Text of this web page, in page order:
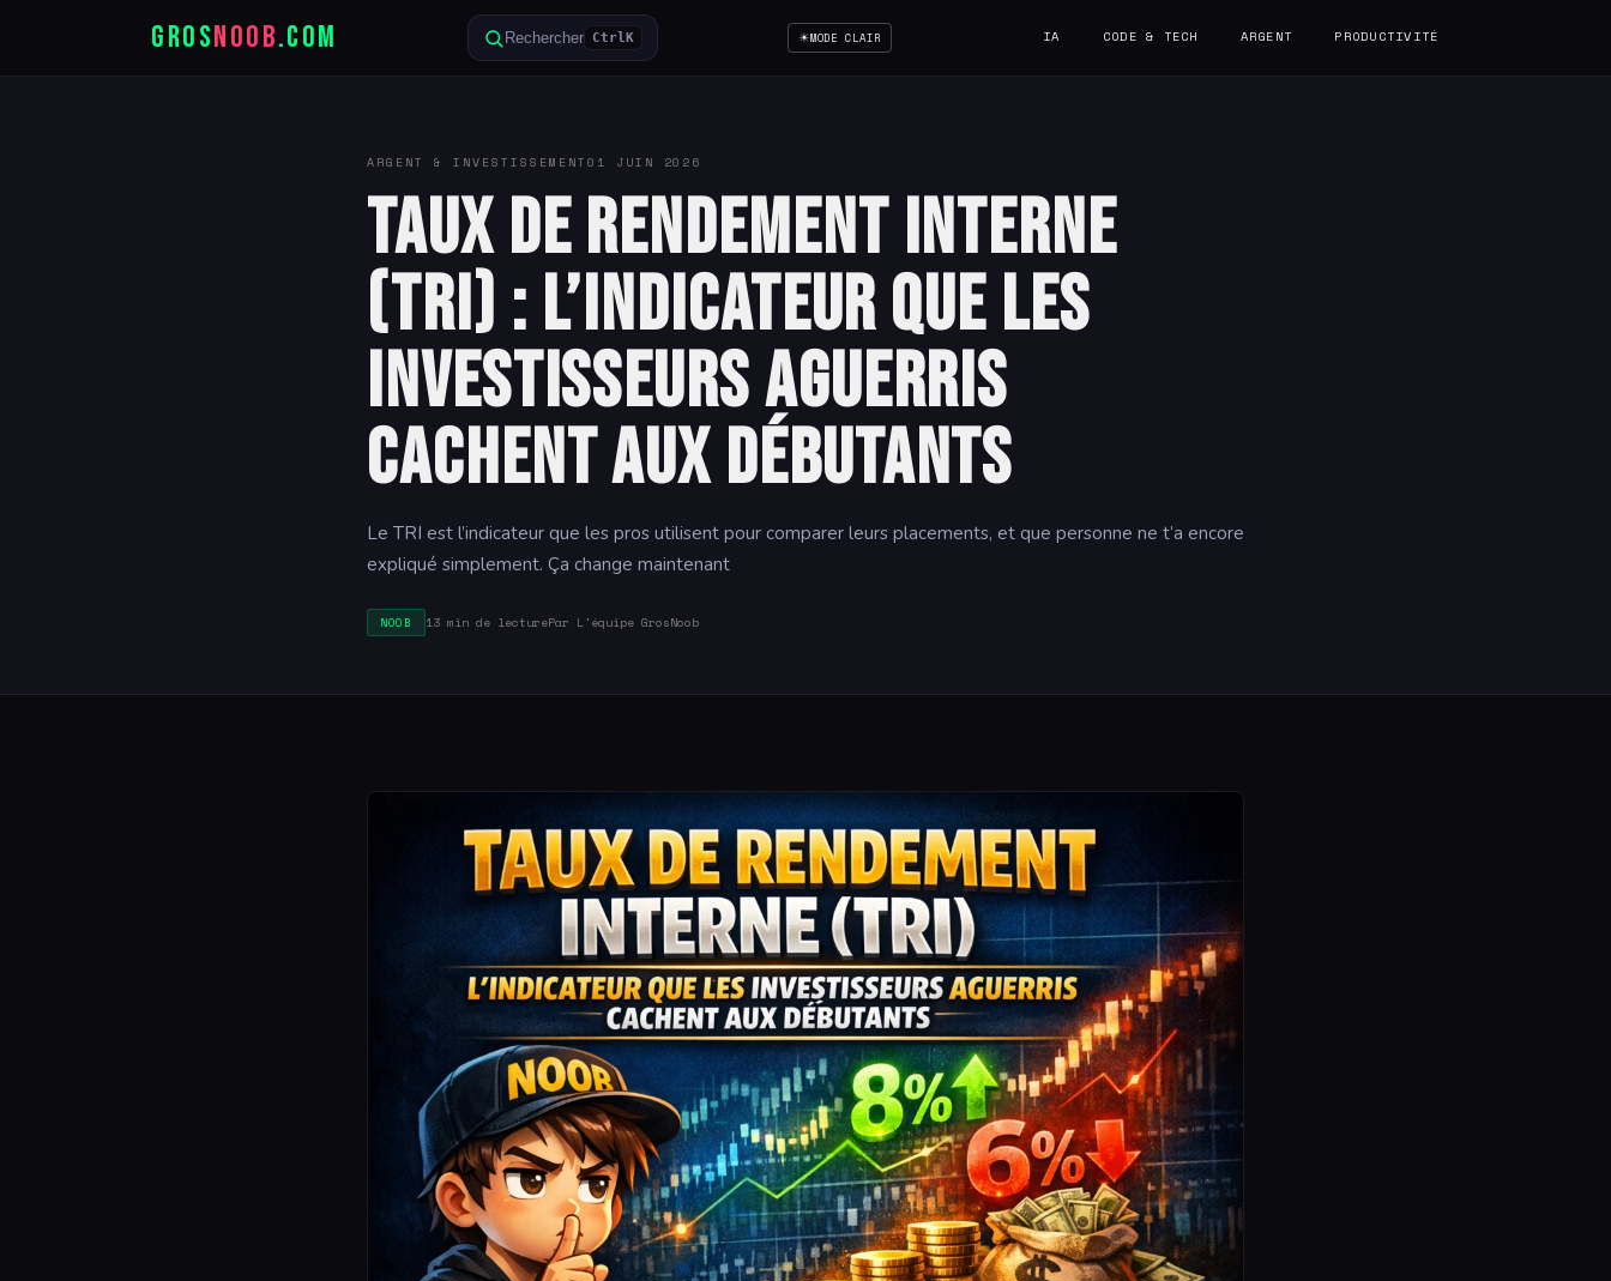
GROSNOOB.COM Rechercher CtrlK ☀MODE CLAIR IA CODE & TECH ARGENT PRODUCTIVITÉ
ARGENT & INVESTISSEMENT 01 JUIN 2026
Taux de rendement interne
(TRI) : l’indicateur que les
investisseurs aguerris
cachent aux débutants
Le TRI est l’indicateur que les pros utilisent pour comparer leurs placements, et que personne ne t’a encore
expliqué simplement. Ça change maintenant
NOOB 13 min de lecturePar L'équipe GrosNoob